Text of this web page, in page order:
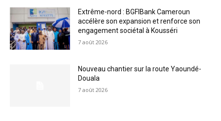
Extrême-nord : BGFIBank Cameroun
accélère son expansion et renforce son
engagement sociétal à Kousséri
7 août 2026
Nouveau chantier sur la route Yaoundé-
Douala
7 août 2026